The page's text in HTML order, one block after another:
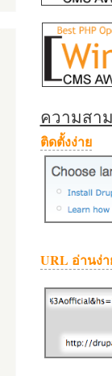
ความสา
ติดตั้งง่าย
URL อ่านง่า